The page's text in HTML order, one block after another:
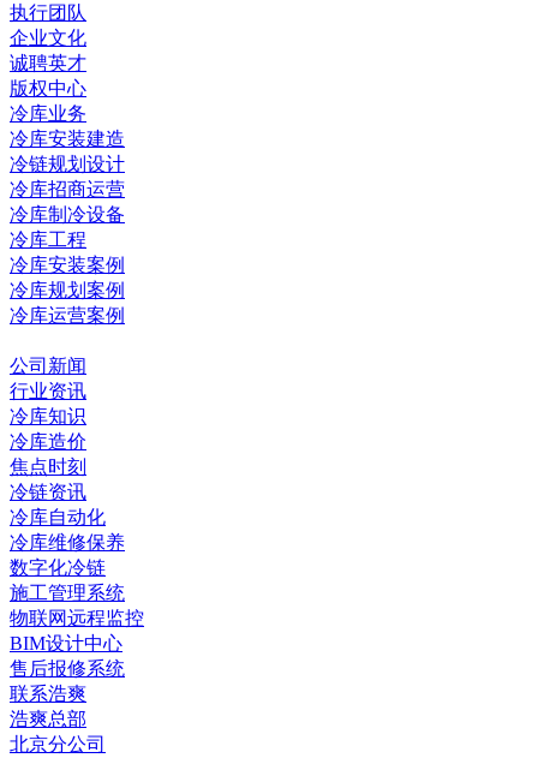
执行团队
企业文化
诚聘英才
版权中心
冷库业务
冷库安装建造
冷链规划设计
冷库招商运营
冷库制冷设备
冷库工程
冷库安装案例
冷库规划案例
冷库运营案例
公司新闻
行业资讯
冷库知识
冷库造价
焦点时刻
冷链资讯
冷库自动化
冷库维修保养
数字化冷链
施工管理系统
物联网远程监控
BIM设计中心
售后报修系统
联系浩爽
浩爽总部
北京分公司